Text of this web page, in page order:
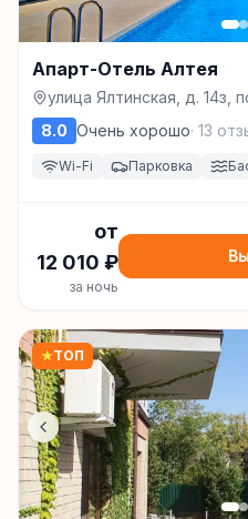
Апарт-Отель Алтея
улица Ялтинская, д. 14з,
8.0 Очень хорошо· 13
Wi-Fi Парковка
от
12 010 ₽
за ночь
★ТОП